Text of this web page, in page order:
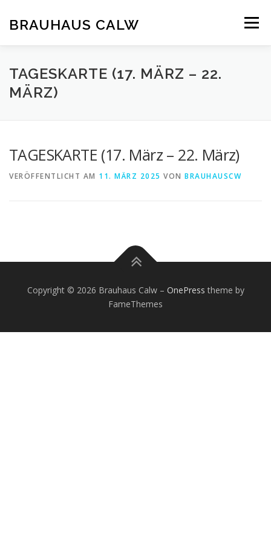
springen
BRAUHAUS CALW Menü
TAGESKARTE (17. MÄRZ – 22.
MÄRZ)
TAGESKARTE (17. März – 22. März)
VERÖFFENTLICHT AM 11. MÄRZ 2025 VON BRAUHAUSCW
Copyright © 2026 Brauhaus Calw– OnePress theme by
FameThemes